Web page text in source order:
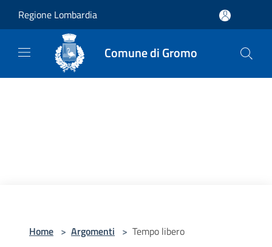
Regione Lombardia
Comune di Gromo
Home > Argomenti > Tempo libero